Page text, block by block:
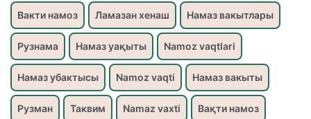
Вакти намоз Ламазан хенаш Намаз вакытлары
Рузнама Намаз уақыты Namoz vaqtlari
Намаз убактысы Namoz vaqti Намаз вакыты
Рузман Таквим Namaz vaxti Вақти намоз